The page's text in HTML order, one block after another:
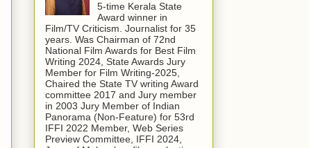
5-time Kerala State
Award winner in
Film/TV Criticism. Journalist for 35
years. Was Chairman of 72nd
National Film Awards for Best Film
Writing 2024, State Awards Jury
Member for Film Writing-2025,
Chaired the State TV writing Award
committee 2017 and Jury member
in 2003 Jury Member of Indian
Panorama (Non-Feature) for 53rd
IFFI 2022 Member, Web Series
Preview Committee, IFFI 2024,